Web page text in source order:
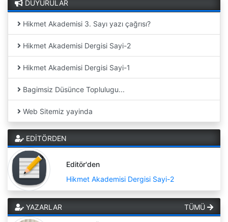
DUYURULAR
Hikmet Akademisi 3. Sayı yazı çağrısı?
Hikmet Akademisi Dergisi Sayi-2
Hikmet Akademisi Dergisi Sayi-1
Bagimsiz Düsünce Toplulugu...
Web Sitemiz yayinda
EDİTÖRDEN
Editör'den
Hikmet Akademisi Dergisi Sayi-2
YAZARLAR TÜMÜ